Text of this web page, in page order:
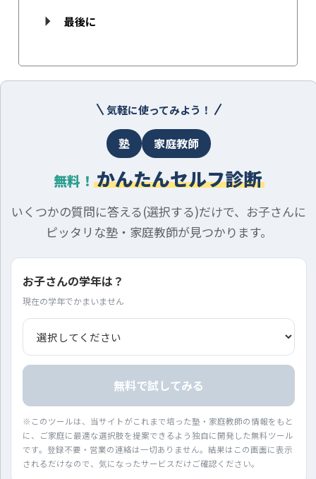
最後に
気軽に使ってみよう！
塾 家庭教師
無料！ かんたんセルフ診断
いくつかの質問に答える(選択する)だけで、お子さんに
ピッタリな塾・家庭教師が見つかります。
お子さんの学年は？
現在の学年でかまいません
無料で試してみる
※このツールは、当サイトがこれまで培った塾・家庭教師の情報をもと
に、ご家庭に最適な選択肢を提案できるよう独自に開発した無料ツール
です。登録不要・営業の連絡は一切ありません。結果はこの画面に表示
されるだけなので、気になったサービスだけご確認ください。